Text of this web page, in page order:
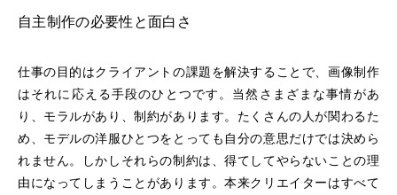
自主制作の必要性と面白さ
仕事の目的はクライアントの課題を解決することで、画像制作
はそれに応える手段のひとつです。当然さまざまな事情があ
り、モラルがあり、制約があります。たくさんの人が関わるた
め、モデルの洋服ひとつをとっても自分の意思だけでは決めら
れません。しかしそれらの制約は、得てしてやらないことの理
由になってしまうことがあります。本来クリエイターはすべて